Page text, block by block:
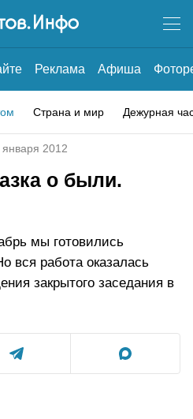
Реклама Афиша
Страна и мир Дежурная
января 2012
о были.
мы готовились
вся работа оказалась
закрытого заседания в